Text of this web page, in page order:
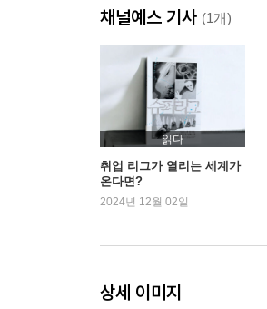
채널예스 기사 (1개)
읽다
취업 리그가 열리는 세계가
온다면?
2024년 12월 02일
상세 이미지